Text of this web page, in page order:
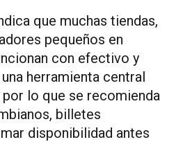
que muchas tiendas,
pequeños en
con efectivo y
herramienta central
lo que se recomienda
billetes
disponibilidad antes